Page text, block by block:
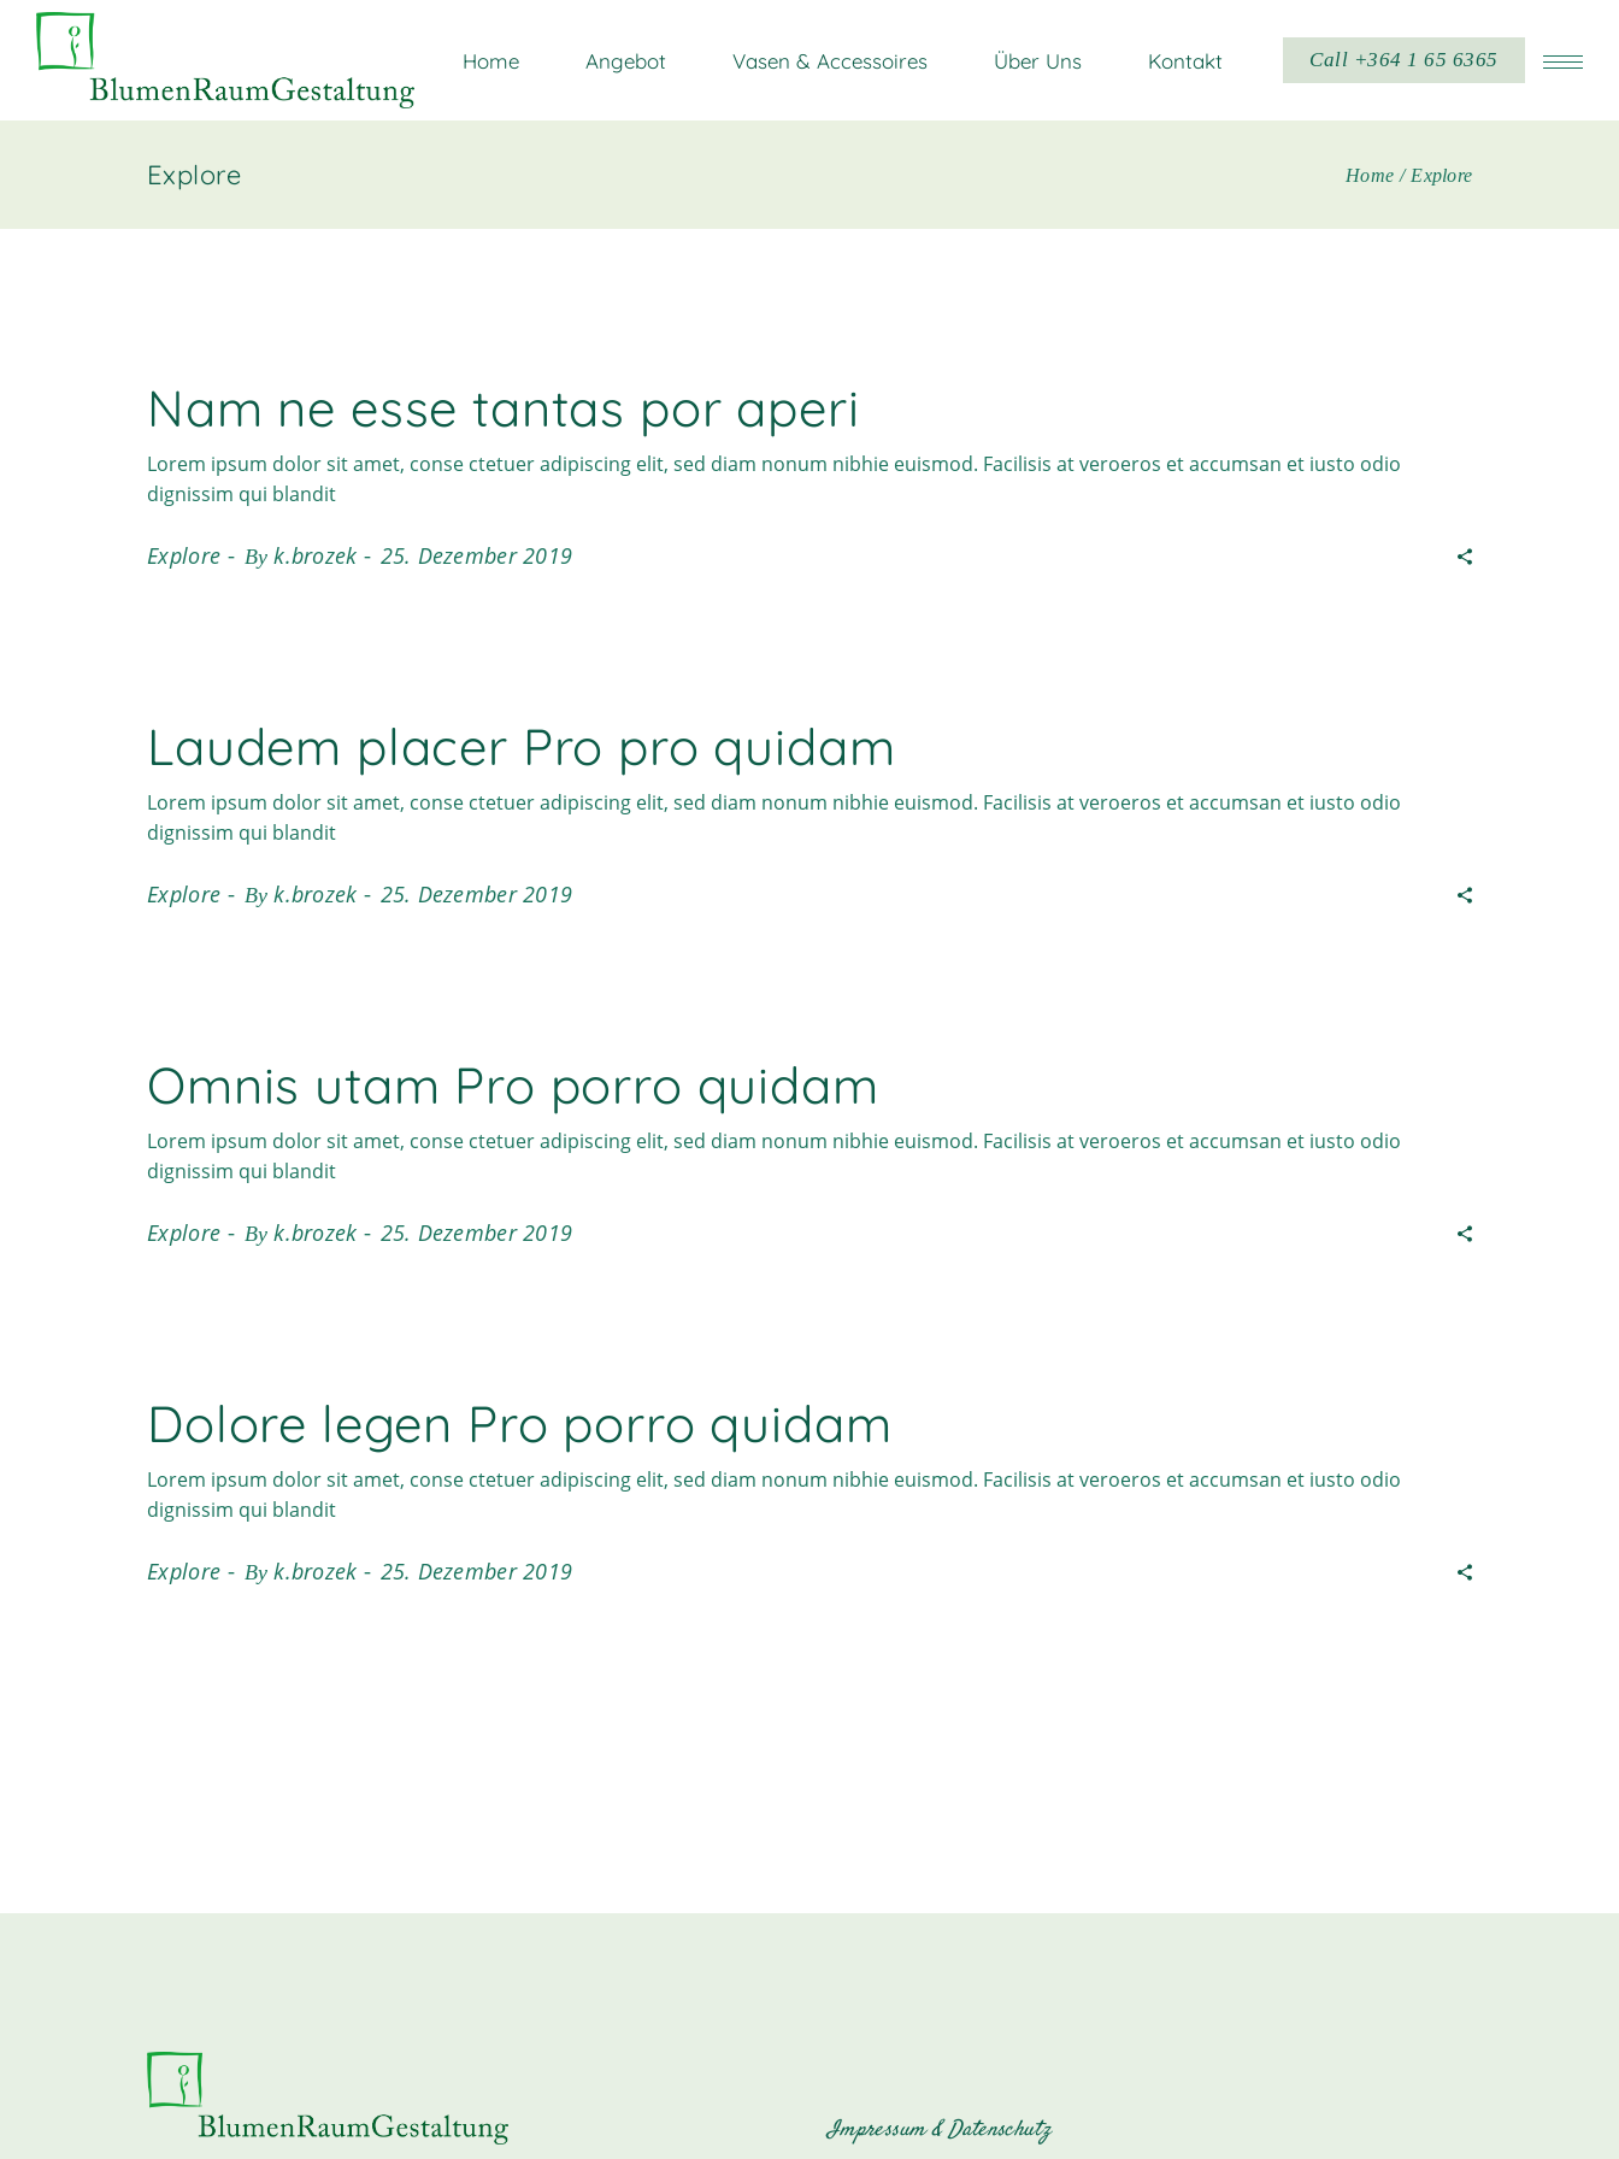
Home Angebot Vasen & Accessoires Über Uns Kontakt Call +364 1 65 6365
Explore Home Explore
Nam ne esse tantas por aperi
Lorem ipsum dolor sit amet, conse ctetuer adipiscing elit, sed diam nonum nibhie euismod. Facilisis at veroeros et accumsan et iusto odio
dignissim qui blandit
Explore By k.brozek 25. Dezember 2019
Laudem placer Pro pro quidam
Lorem ipsum dolor sit amet, conse ctetuer adipiscing elit, sed diam nonum nibhie euismod. Facilisis at veroeros et accumsan et iusto odio
dignissim qui blandit
Explore By k.brozek 25. Dezember 2019
Omnis utam Pro porro quidam
Lorem ipsum dolor sit amet, conse ctetuer adipiscing elit, sed diam nonum nibhie euismod. Facilisis at veroeros et accumsan et iusto odio
dignissim qui blandit
Explore By k.brozek 25. Dezember 2019
Dolore legen Pro porro quidam
Lorem ipsum dolor sit amet, conse ctetuer adipiscing elit, sed diam nonum nibhie euismod. Facilisis at veroeros et accumsan et iusto odio
dignissim qui blandit
Explore By k.brozek 25. Dezember 2019
Impressum & Datenschutz